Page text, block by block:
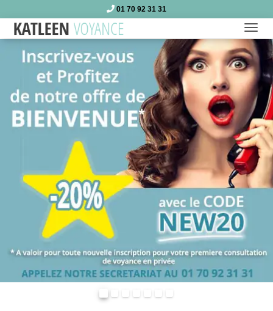
01 70 92 31 31